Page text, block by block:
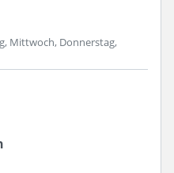
Mittwoch, Donnerstag,